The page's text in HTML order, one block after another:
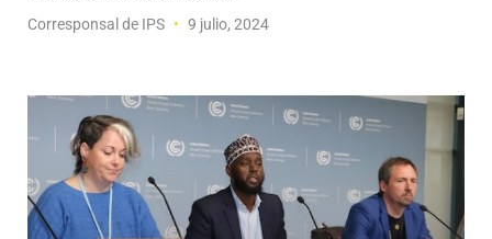
Corresponsal de IPS 9 julio, 2024